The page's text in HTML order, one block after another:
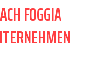
FOGGIA